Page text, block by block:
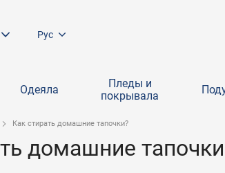
Рус
Одеяла
Пледы и
покрывала
Как стирать домашние тапочки?
домашние